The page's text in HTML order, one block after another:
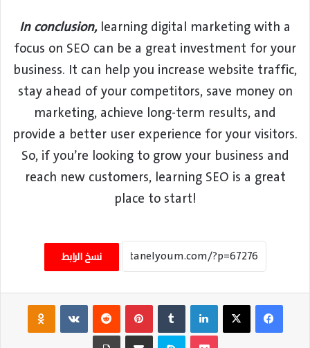
In conclusion, learning digital marketing with a
focus on SEO can be a great investment for your
business. It can help you increase website traffic,
stay ahead of your competitors, save money on
marketing, achieve long-term results, and
provide a better user experience for your visitors.
So, if you’re looking to grow your business and
reach new customers, learning SEO is a great
place to start!
نسخ الرابط
فيسبوك ‫X لينكدإن بينتيريست ‏VKontakte
سكايب مشاركة عبر البريد طباعة